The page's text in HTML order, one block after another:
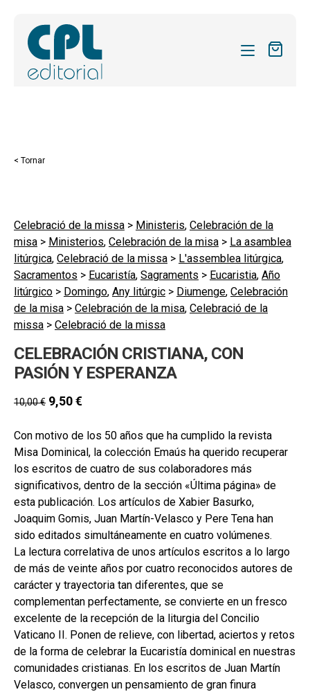
REVISTES
el
menú
ACTUALITAT
el
menú
BLOG
el
menú
CONTACTE
EL MEU COMPTE
CERCAR
CAT
ESP
< Tornar
Celebració de la missa > Ministeris, Celebración de la
misa > Ministerios, Celebración de la misa > La asamblea
litúrgica, Celebració de la missa > L'assemblea litúrgica,
Sacramentos > Eucaristía, Sagraments > Eucaristia, Año
litúrgico > Domingo, Any litúrgic > Diumenge, Celebración
de la misa > Celebración de la misa, Celebració de la
missa > Celebració de la missa
CELEBRACIÓN CRISTIANA, CON
PASIÓN Y ESPERANZA
10,00€ 9,50€
Con motivo de los 50 años que ha cumplido la revista
Misa Dominical, la colección Emaús ha querido recuperar
los escritos de cuatro de sus colaboradores más
significativos, dentro de la sección «Última página» de
esta publicación. Los artículos de Xabier Basurko,
Joaquim Gomis, Juan Martín-Velasco y Pere Tena han
sido editados simultáneamente en cuatro volúmenes.
La lectura correlativa de unos artículos escritos a lo largo
de más de veinte años por cuatro reconocidos autores de
carácter y trayectoria tan diferentes, que se
complementan perfectamente, se convierte en un fresco
excelente de la recepción de la liturgia del Concilio
Vaticano II. Ponen de relieve, con libertad, aciertos y retos
de la forma de celebrar la Eucaristía dominical en nuestras
comunidades cristianas. En los escritos de Juan Martín
Velasco, convergen un pensamiento de gran finura